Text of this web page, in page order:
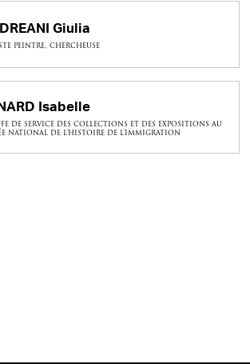
Giulia
peintre, chercheuse
Isabelle
de service des collections et des expositions au
national de l’histoire de l’immigration